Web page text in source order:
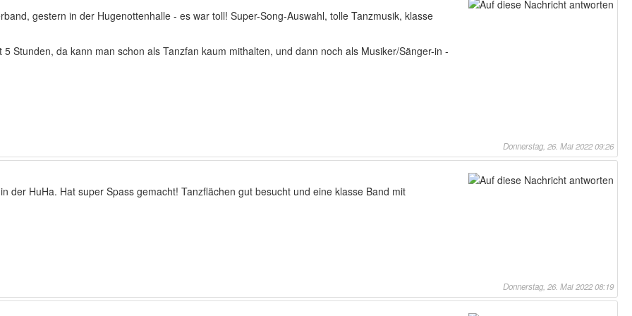
gestern in der Hugenottenhalle - es war toll! Super-Song-Auswahl, tolle Tanzmusik, klasse
Stunden, da kann man schon als Tanzfan kaum mithalten, und dann noch als Musiker/Sänger-in -
Donnerstag, 26. Mai 2022 09:26
der HuHa. Hat super Spass gemacht! Tanzflächen gut besucht und eine klasse Band mit
Donnerstag, 26. Mai 2022 08:19